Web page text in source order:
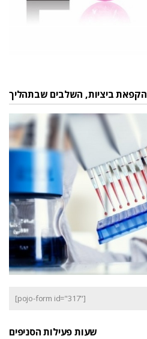
הקפאת ביציות, השלבים שבתהליך
[pojo-form id="317"]
שעות פעילות הסניפים